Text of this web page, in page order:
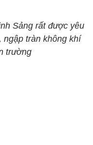
Sảng rất được yêu
ngập tràn không khí
trường